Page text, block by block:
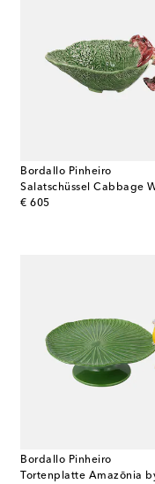
Bordallo Pinheiro
€ 605
original price
Bordallo Pinheiro